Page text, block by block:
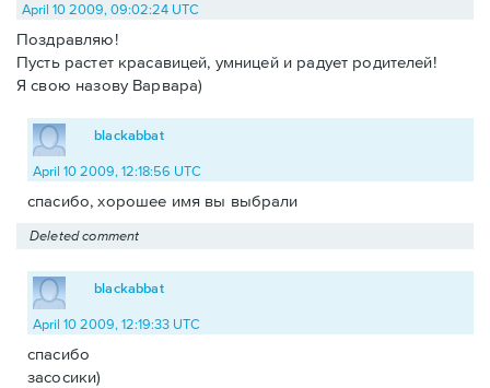
April 10 2009, 09:02:24 UTC
Поздравляю!
Пусть растет красавицей, умницей и радует родителей!
Я свою назову Варвара)
blackabbat
April 10 2009, 12:18:56 UTC
спасибо, хорошее имя вы выбрали
Deleted comment
blackabbat
April 10 2009, 12:19:33 UTC
спасибо
засосики)